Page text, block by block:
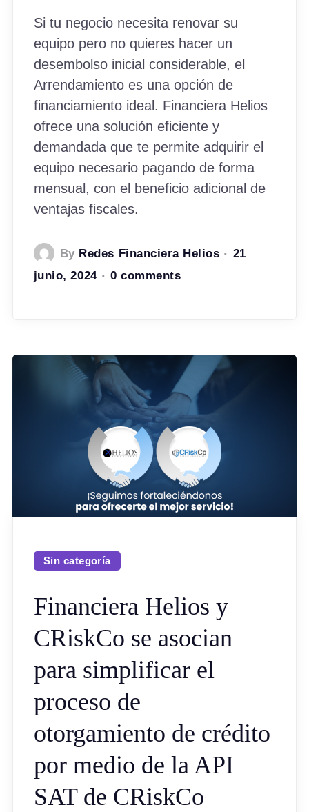
Si tu negocio necesita renovar su
equipo pero no quieres hacer un
desembolso inicial considerable, el
Arrendamiento es una opción de
financiamiento ideal. Financiera Helios
ofrece una solución eficiente y
demandada que te permite adquirir el
equipo necesario pagando de forma
mensual, con el beneficio adicional de
ventajas fiscales.
By Redes Financiera Helios
21
junio, 2024
0 comments
Sin categoría
Financiera Helios y
CRiskCo se asocian
para simplificar el
proceso de
otorgamiento de crédito
por medio de la API
SAT de CRiskCo